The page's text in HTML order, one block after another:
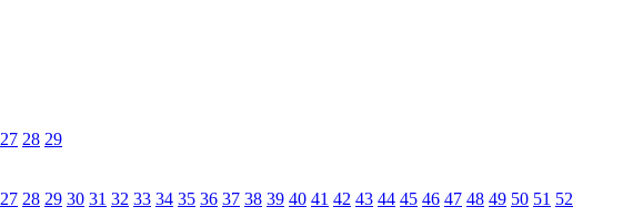
27 28 29
27 28 29 30 31 32 33 34 35 36 37 38 39 40 41 42 43 44 45 46 47 48 49 50 51 52